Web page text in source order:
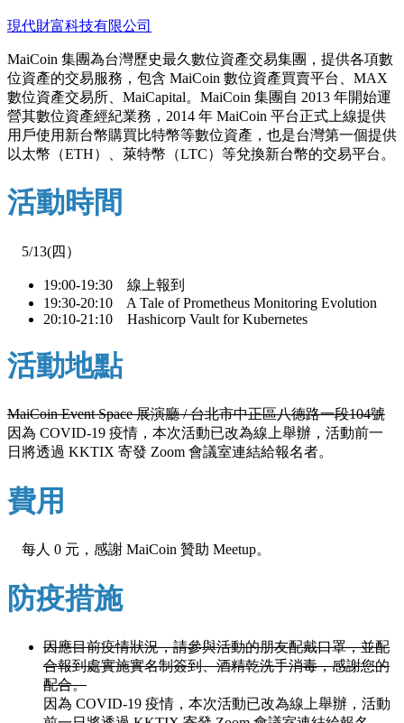
現代財富科技有限公司
MaiCoin 集團為台灣歷史最久數位資產交易集團，提供各項數
位資產的交易服務，包含 MaiCoin 數位資產買賣平台、MAX
數位資產交易所、MaiCapital。MaiCoin 集團自 2013 年開始運
營其數位資產經紀業務，2014 年 MaiCoin 平台正式上線提供
用戶使用新台幣購買比特幣等數位資產，也是台灣第一個提供
以太幣（ETH）、萊特幣（LTC）等兌換新台幣的交易平台。
活動時間
5/13(四）
19:00-19:30 線上報到
19:30-20:10 A Tale of Prometheus Monitoring Evolution
20:10-21:10 Hashicorp Vault for Kubernetes
活動地點
MaiCoin Event Space 展演廳 / 台北市中正區八德路一段104號
因為 COVID-19 疫情，本次活動已改為線上舉辦，活動前一
日將透過 KKTIX 寄發 Zoom 會議室連結給報名者。
費用
每人 0 元，感謝 MaiCoin 贊助 Meetup。
防疫措施
因應目前疫情狀況，請參與活動的朋友配戴口罩，並配
合報到處實施實名制簽到、酒精乾洗手消毒，感謝您的
配合。
因為 COVID-19 疫情，本次活動已改為線上舉辦，活動